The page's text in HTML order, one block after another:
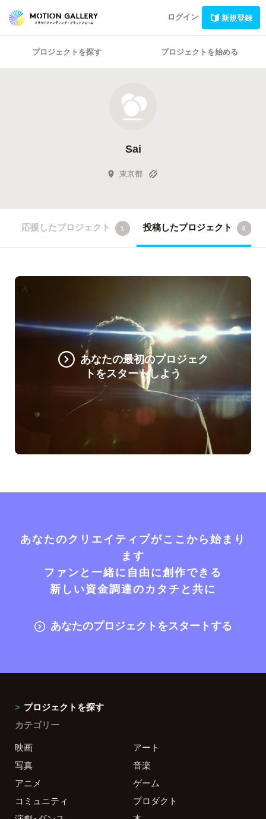
ログイン 新規登録
プロジェクトを探す プロジェクトを始める
Sai
東京都
応援したプロジェクト 1 投稿したプロジェクト 0
あなたの最初のプロジェク
トをスタートしよう
あなたのクリエイティブがここから始まり
ます
ファンと一緒に自由に創作できる
新しい資金調達のカタチと共に
あなたのプロジェクトをスタートする
プロジェクトを探す
カテゴリー
映画
アート
写真
音楽
アニメ
ゲーム
コミュニティ
プロダクト